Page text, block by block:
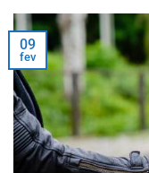
09
fev